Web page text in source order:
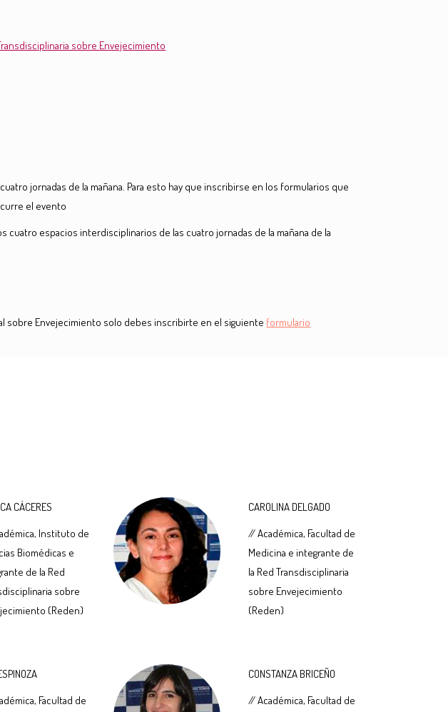
sobre Envejecimiento
jornadas de la mañana. Para esto hay que inscribirse en los formularios que
el evento
espacios interdisciplinarios de las cuatro jornadas de la mañana de la
sobre Envejecimiento solo debes inscribirte en el siguiente formulario
CÁCERES
Instituto de
Biomédicas e
de la Red
sobre
(Reden)
CAROLINA DELGADO
// Académica, Facultad de
Medicina e integrante de
la Red Transdisciplinaria
sobre Envejecimiento
(Reden)
Facultad de
CONSTANZA BRICEÑO
// Académica, Facultad de